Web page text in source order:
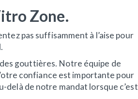
Zone.
pas suffisamment à l’aise pour
des gouttières. Notre équipe de
confiance est importante pour
delà de notre mandat lorsque c’est